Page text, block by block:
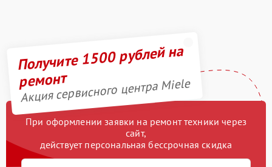
Получите 1500 рублей на
ремонт
Акция сервисного центра Miele
При оформлении заявки на ремонт техники через
сайт,
действует персональная бессрочная скидка